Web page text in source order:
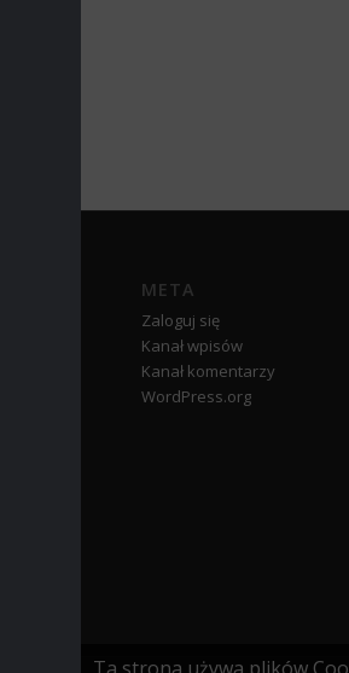
META
Zaloguj się
Kanał wpisów
Kanał komentarzy
WordPress.org